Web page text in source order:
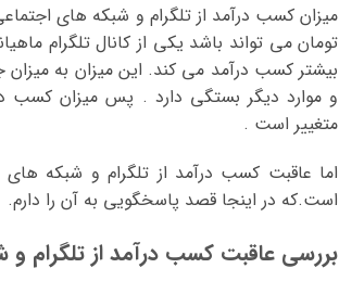
میزان کسب درآمد از تلگرام و شبکه های
تومان می تواند باشد یکی از کانال تلگرام
بیشتر کسب درآمد می کند. این میزان به میزان
و موارد دیگر بستگی دارد . پس میزان کسب
متغییر است .
اما عاقبت کسب درآمد از تلگرام و شبکه
است.که در اینجا قصد پاسخگویی به آن را دارم.
بررسی عاقبت کسب درآمد از تلگرام